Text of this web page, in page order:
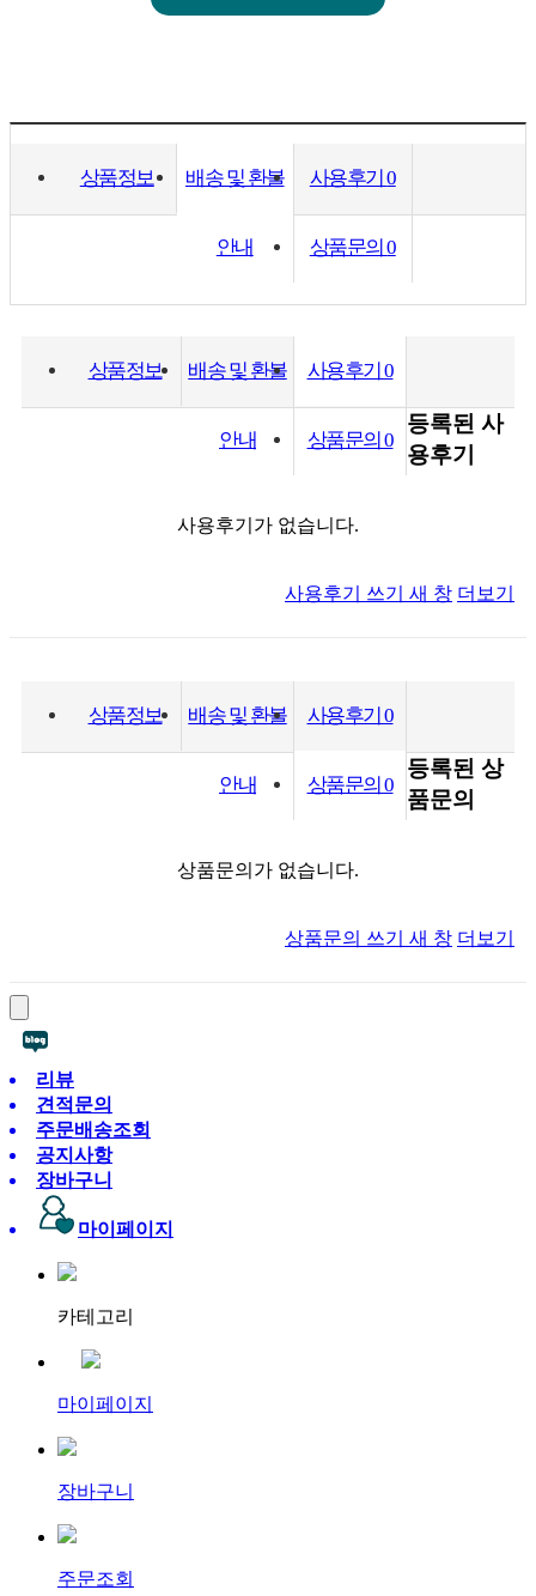
상품정보 배송 및 환불
안내
사용후기0
상품문의0
상품정보 배송 및 환불
안내
사용후기 0
상품문의 0
등록된 사
용후기
사용후기가 없습니다.
사용후기 쓰기 새 창 더보기
상품정보 배송 및 환불
안내
사용후기 0
상품문의 0
등록된 상
품문의
상품문의가 없습니다.
상품문의 쓰기 새 창 더보기
리뷰
견적문의
주문배송조회
공지사항
장바구니
마이페이지
카테고리
마이페이지
장바구니
주문조회